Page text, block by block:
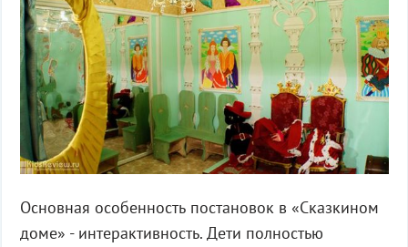
Основная особенность постановок в «Сказкином
доме» - интерактивность. Дети полностью